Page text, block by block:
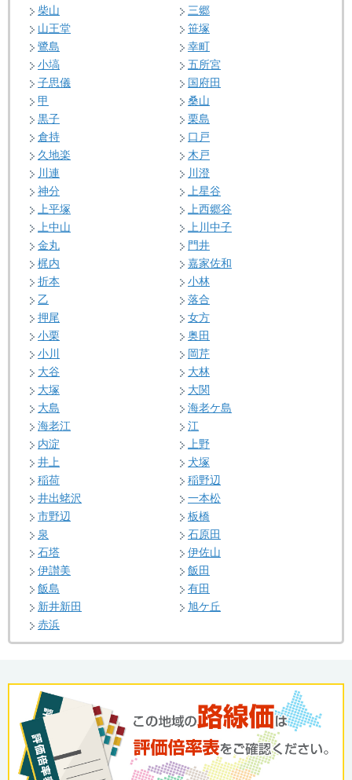
柴山
三郷
山王堂
笹塚
鷺島
幸町
小塙
五所宮
子思儀
国府田
甲
桑山
黒子
栗島
倉持
口戸
久地楽
木戸
川連
川澄
神分
上星谷
上平塚
上西郷谷
上中山
上川中子
金丸
門井
梶内
嘉家佐和
折本
小林
乙
落合
押尾
女方
小栗
奥田
小川
岡芹
大谷
大林
大塚
大関
大島
海老ケ島
海老江
江
内淀
上野
井上
犬塚
稲荷
稲野辺
井出蛯沢
一本松
市野辺
板橋
泉
石原田
石塔
伊佐山
伊讃美
飯田
飯島
有田
新井新田
旭ケ丘
赤浜